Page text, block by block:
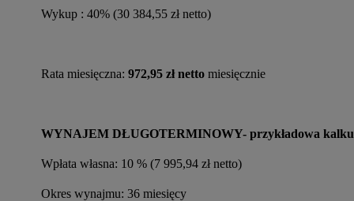
Wykup : 40% (30 384,55 zł netto)
Rata miesięczna: 972,95 zł netto miesięcznie
WYNAJEM DŁUGOTERMINOWY- przykładowa
Wpłata własna: 10 % (7 995,94 zł netto)
Okres wynajmu: 36 miesięcy